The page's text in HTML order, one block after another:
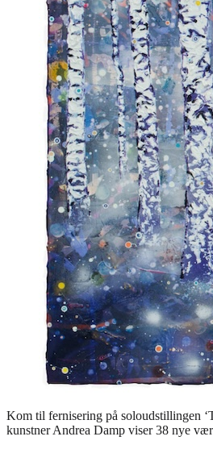
Kom til fernisering på soloudstillingen
kunstner Andrea Damp viser 38 nye